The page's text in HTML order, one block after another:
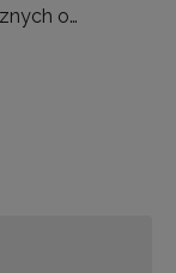
o…